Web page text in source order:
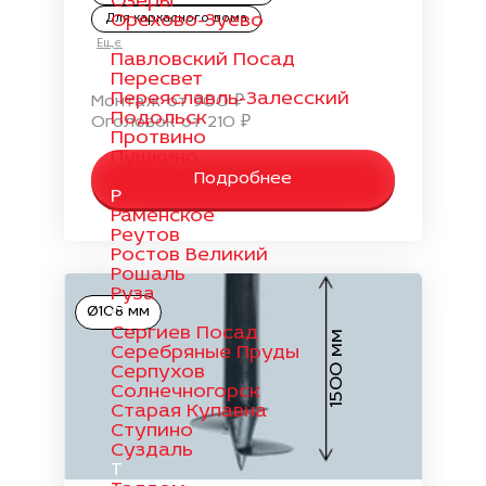
Орехово-Зуево
П
Павловский Посад
Пересвет
Переяславль-Залесский
Подольск
Протвино
Пушкино
Р
Раменское
Реутов
Ростов Великий
Рошаль
Руза
С
Сергиев Посад
Серебряные Пруды
Серпухов
Солнечногорск
Старая Купавна
Ступино
Суздаль
Т
Для каркасного дома
Еще
Монтаж от 900 ₽
Оголовок от 210 ₽
Подробнее
1500 мм
Ø108 мм